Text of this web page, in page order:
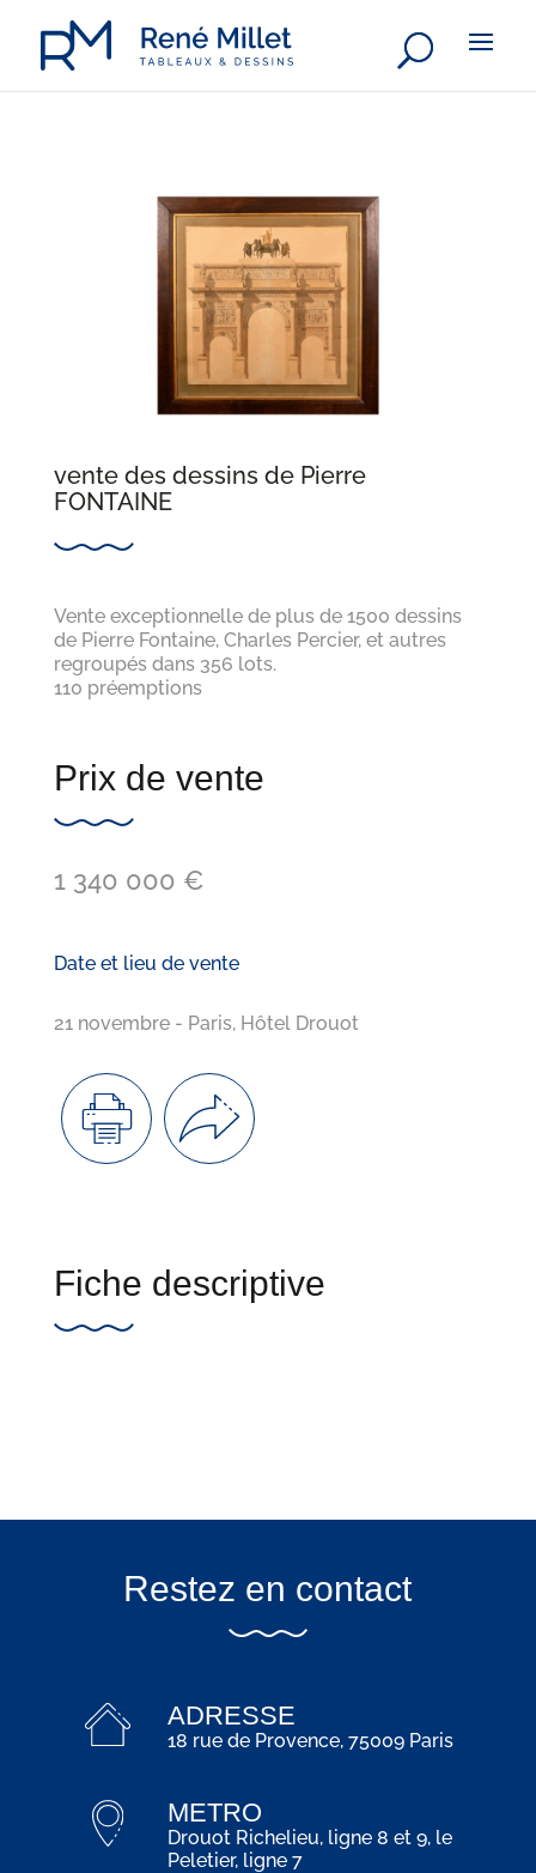
vente des dessins de Pierre
FONTAINE
Vente exceptionnelle de plus de 1500 dessins
de Pierre Fontaine, Charles Percier, et autres
regroupés dans 356 lots.
110 préemptions
Prix de vente
1 340 000 €
Date et lieu de vente
21 novembre - Paris, Hôtel Drouot
Fiche descriptive
Restez en contact
ADRESSE
18 rue de Provence, 75009 Paris
METRO
Drouot Richelieu, ligne 8 et 9, le
Peletier, ligne 7